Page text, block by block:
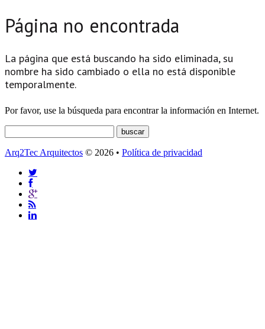
Página no encontrada
La página que está buscando ha sido eliminada, su
nombre ha sido cambiado o ella no está disponible
temporalmente.
Por favor, use la búsqueda para encontrar la información en Internet.
Arq2Tec Arquitectos © 2026 • Política de privacidad